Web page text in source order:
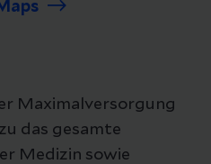
Maximalversorgung
das gesamte
Medizin sowie